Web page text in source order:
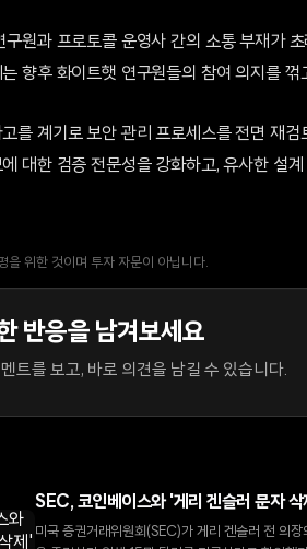
구원과 프로토콜 운영사 간의 소통 부재가
향후 화이트햇 연구원들의 참여 의지를
를 계기로 보안 관리 프로세스를 전면 재
대한 검증 전문성을 강화하고, 유사한 설
을 위한 것이며 투자 자문이 아닙니다.
반응을 남겨보세요
트를 보고, 바로 의견을 남길 수 있습니다.
SEC, 코인베이스와 '게리 겐슬러 문자 삭
미국 증권거래위원회(SEC)가 게리 겐슬러 전 의